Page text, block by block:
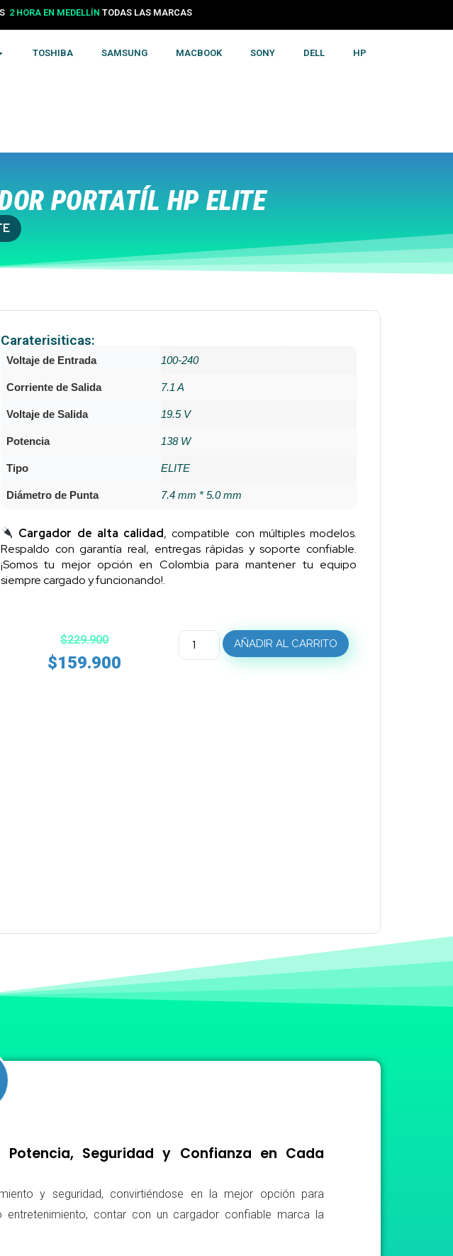
24 HORAS EN COLOMBIA TODAS LAS MARCAS
TOSHIBA SAMSUNG MACBOOK SONY DELL HP
PORTATÍL HP ELITE
Caraterisiticas:
Voltaje de Entrada 100-240
Corriente de Salida 7.1 A
Voltaje de Salida 19.5 V
Potencia 138 W
Tipo ELITE
Diámetro de Punta 7.4 mm * 5.0 mm
Cargador de alta calidad, compatible con múltiples modelos.
Respaldo con garantía real, entregas rápidas y soporte confiable.
¡Somos tu mejor opción en Colombia para mantener tu equipo
siempre cargado y funcionando!.
$229.900
$159.900
AÑADIR AL CARRITO
Seguridad y Confianza en Cada
y seguridad, convirtiéndose en la mejor opción para
contar con un cargador confiable marca la